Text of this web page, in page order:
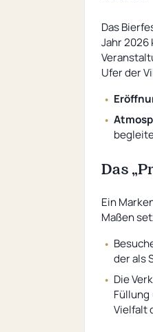
Das
Jahr
Ufer der
Das
Ein
Maßen
der als
Die
Vielfalt